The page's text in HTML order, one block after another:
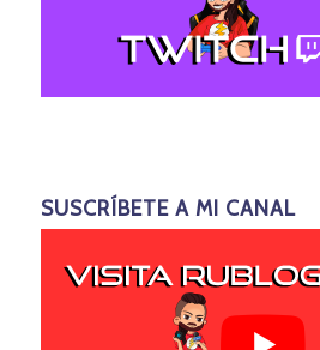
SUSCRÍBETE A MI CANAL